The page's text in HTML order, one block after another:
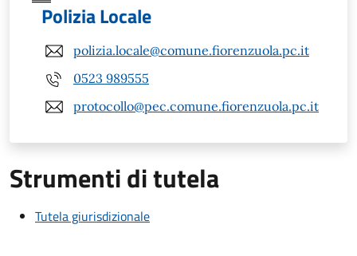
Polizia Locale
polizia.locale@comune.fiorenzuola.pc.it
0523 989555
protocollo@pec.comune.fiorenzuola.pc.it
Strumenti di tutela
Tutela giurisdizionale